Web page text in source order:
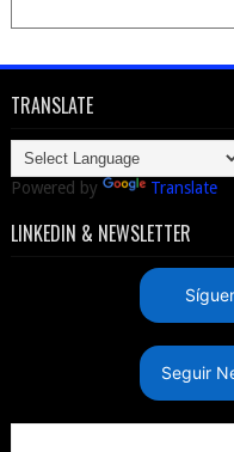
TRANSLATE
Powered by Translate
LINKEDIN & NEWSLETTER
Seguir